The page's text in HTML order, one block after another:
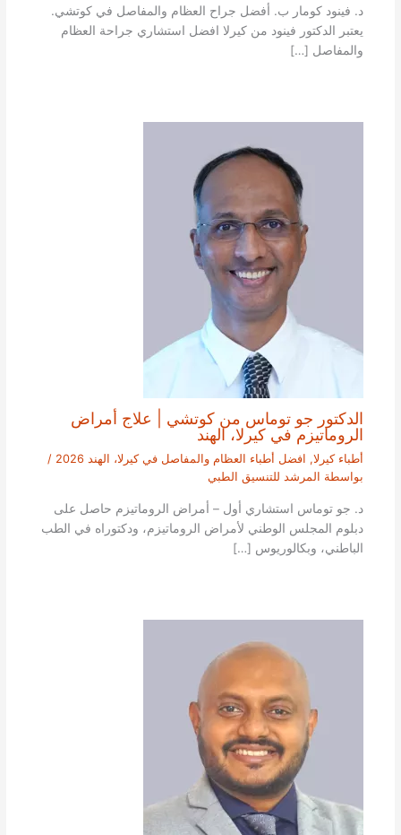
د. فينود كومار ب. أفضل جراح العظام والمفاصل في كوتشي.
يعتبر الدكتور فينود من كيرلا افضل استشاري جراحة العظام
والمفاصل […]
الدكتور جو توماس من كوتشي | علاج أمراض
الروماتيزم في كيرلا، الهند
أطباء كيرلا, افضل أطباء العظام والمفاصل في كيرلا، الهند 2026
/
بواسطة المرشد للتنسيق الطبي
د. جو توماس استشاري أول – أمراض الروماتيزم حاصل على
دبلوم المجلس الوطني لأمراض الروماتيزم، ودكتوراه في الطب
الباطني، وبكالوريوس […]